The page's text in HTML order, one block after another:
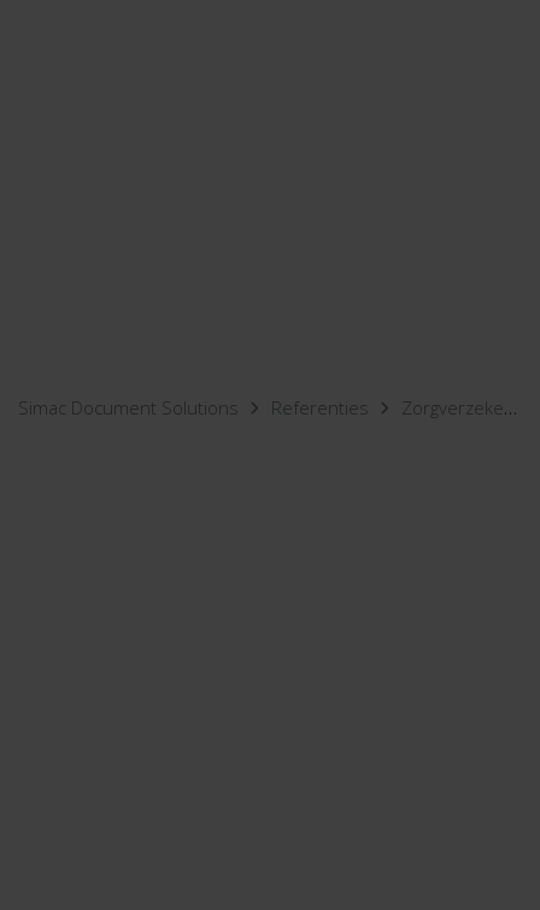
Simac Document Solutions Referenties Zorgverzekeraar CZ over Simac Managed Services